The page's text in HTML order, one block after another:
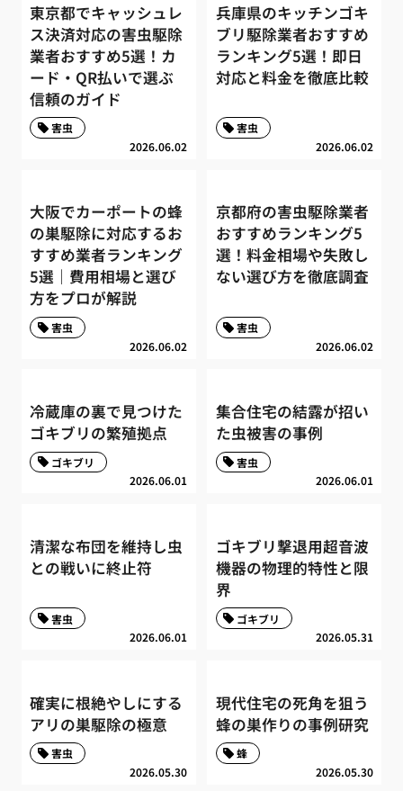
東京都でキャッシュレ
ス決済対応の害虫駆除
業者おすすめ5選！カ
ード・QR払いで選ぶ
信頼のガイド
2026.06.02
害虫
兵庫県のキッチンゴキ
ブリ駆除業者おすすめ
ランキング5選！即日
対応と料金を徹底比較
2026.06.02
害虫
大阪でカーポートの蜂
の巣駆除に対応するお
すすめ業者ランキング
5選｜費用相場と選び
方をプロが解説
2026.06.02
害虫
京都府の害虫駆除業者
おすすめランキング5
選！料金相場や失敗し
ない選び方を徹底調査
2026.06.02
害虫
冷蔵庫の裏で見つけた
ゴキブリの繁殖拠点
2026.06.01
ゴキブリ
集合住宅の結露が招い
た虫被害の事例
2026.06.01
害虫
清潔な布団を維持し虫
との戦いに終止符
2026.06.01
害虫
ゴキブリ撃退用超音波
機器の物理的特性と限
界
2026.05.31
ゴキブリ
確実に根絶やしにする
アリの巣駆除の極意
2026.05.30
害虫
現代住宅の死角を狙う
蜂の巣作りの事例研究
2026.05.30
蜂